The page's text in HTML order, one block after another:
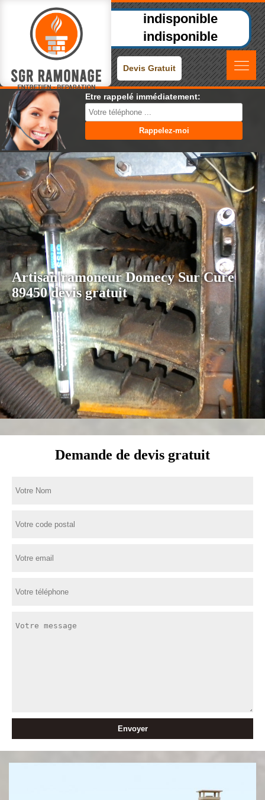
indisponible
indisponible
Devis Gratuit
Etre rappelé immédiatement:
Artisan ramoneur Domecy Sur Cure
89450 devis gratuit
Demande de devis gratuit